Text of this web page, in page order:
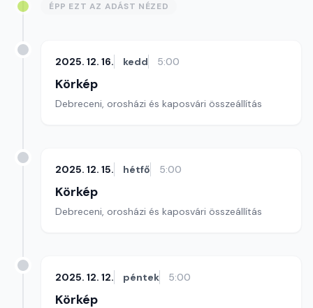
ÉPP EZT AZ ADÁST NÉZED
2025. 12. 16. kedd 5:00
Körkép
Debreceni, orosházi és kaposvári összeállítás
2025. 12. 15. hétfő 5:00
Körkép
Debreceni, orosházi és kaposvári összeállítás
2025. 12. 12. péntek 5:00
Körkép